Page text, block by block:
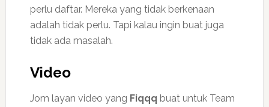
perlu daftar. Mereka yang tidak berkenaan
adalah tidak perlu. Tapi kalau ingin buat juga
tidak ada masalah.
Video
Jom layan video yang Fiqqq buat untuk Team